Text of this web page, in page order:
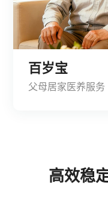
百岁宝
父母居家医养服务
高效稳